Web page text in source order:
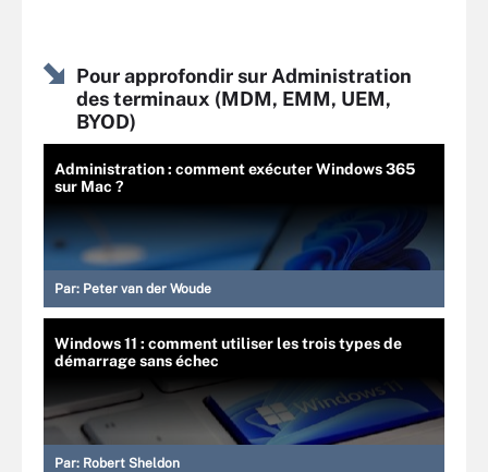
Pour approfondir sur Administration
des terminaux (MDM, EMM, UEM,
BYOD)
Administration : comment exécuter Windows 365
sur Mac ?
Par: Peter van der Woude
Windows 11 : comment utiliser les trois types de
démarrage sans échec
Par: Robert Sheldon